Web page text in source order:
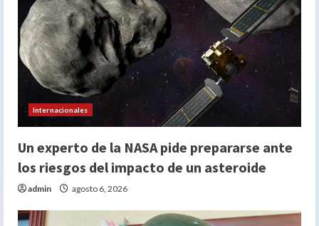
Internacionales
Un experto de la NASA pide prepararse ante
los riesgos del impacto de un asteroide
admin agosto 6, 2026